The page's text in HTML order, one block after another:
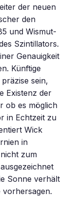
der neuen
den
und Wismut-
Szintillators.
Genauigkeit
Künftige
sein,
Existenz der
ob es möglich
in Echtzeit zu
Wick
in
zum
Sonne verhält
vorhersagen.